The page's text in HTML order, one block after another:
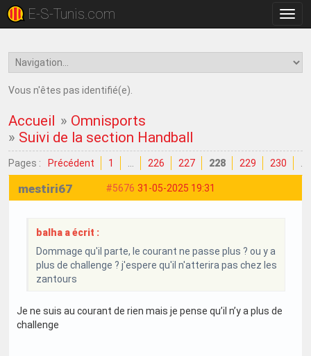
la
E-S-Tunis.com
Vous n'êtes pas identifié(e).
Accueil » Omnisports
» Suivi de la section Handball
Pages : Précédent 1 226 227 228 229 230
#5676 31-05-2025 19:31
mestiri67
balha a écrit :
Dommage qu'il parte, le courant ne passe plus ? ou y a
plus de challenge ? j'espere qu'il n'atterira pas chez les
zantours
Je ne suis au courant de rien mais je pense qu’il n’y a plus de
challenge